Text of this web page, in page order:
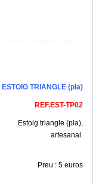
ESTOIG TRIANGLE (pla)
REF.EST-TP02
Estoig triangle (pla),
artesanal.
Preu : 5 euros